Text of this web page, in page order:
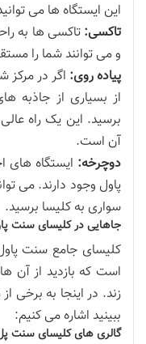
این ایستگاه ها می
تاکسی: تاکسی ها به
و می توانند شما را
پیاده روی: اگر در مرکز
از بسیاری از جاذبه
برسید. این یک راه
آن است.
دوچرخه: ایستگاه های
پاول وجود دارند. می
سواری به کلیسا برسید.
جاهایی در کلیسای سنت
کلیسای جامع سنت
است که بازدید از آن
زند. در اینجا به برخی
ببینید اشاره می کنیم:
گالری های کلیسای سنت